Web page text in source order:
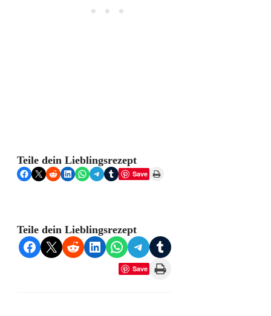
Teile dein Lieblingsrezept
Share on Facebook
Share on X Share on RedditShare on LinkedIn
Share on WhatsApp
Share on Telegram
Share on TumblrSave Print this Page
Teile dein Lieblingsrezept
Share on Facebook
Share on X Share on RedditShare on LinkedIn
Share on WhatsApp
Share on Telegram
Share on Tumblr
Save Print this Page